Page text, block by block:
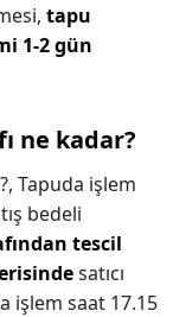
tapu
1-2 gün
ne kadar?
Tapuda işlem
bedeli
tescil
satıcı
işlem saat 17.15